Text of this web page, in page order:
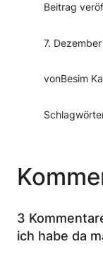
Beitrag
7.
vonBesim
3
ich habe da